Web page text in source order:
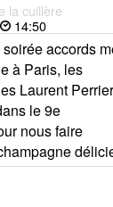
la cuillère
14:50
accords
à Paris, les
Laurent
le 9e
nous faire